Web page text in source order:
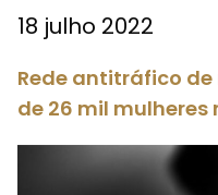
18 julho 2022
Rede antitráfico
de 26 mil mulheres